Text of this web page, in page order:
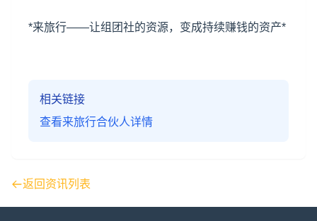
*来旅行——让组团社的资源，变成持续赚钱的资产*
相关链接
查看来旅行合伙人详情
返回资讯列表